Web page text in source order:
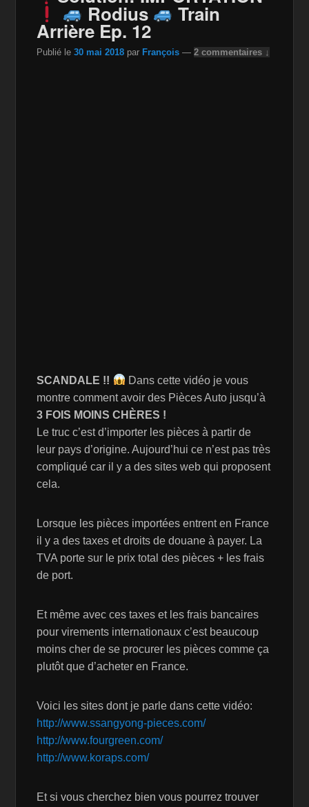
Rodius Train
Arrière Ep. 12
Publié le30 mai 2018 par François —2 commentaires ↓
SCANDALE !!
Dans cette vidéo je vous
montre comment avoir des Pièces Auto jusqu’à
3 FOIS MOINS CHÈRES !
Le truc c’est d’importer les pièces à partir de
leur pays d’origine. Aujourd’hui ce n’est pas très
compliqué car il y a des sites web qui proposent
cela.
Lorsque les pièces importées entrent en France
il y a des taxes et droits de douane à payer. La
TVA porte sur le prix total des pièces + les frais
de port.
Et même avec ces taxes et les frais bancaires
pour virements internationaux c’est beaucoup
moins cher de se procurer les pièces comme ça
plutôt que d’acheter en France.
Voici les sites dont je parle dans cette vidéo:
http://www.ssangyong-pieces.com/
http://www.fourgreen.com/
http://www.koraps.com/
Et si vous cherchez bien vous pourrez trouver